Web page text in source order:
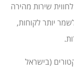
שירות מהירה
יותר לקוחות,
(בישראל